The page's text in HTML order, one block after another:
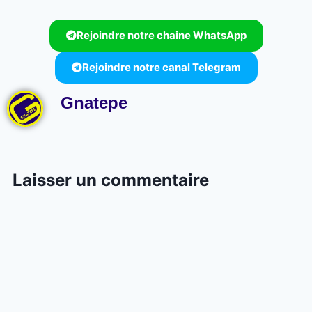
Rejoindre notre chaine WhatsApp
Rejoindre notre canal Telegram
Gnatepe
Laisser un commentaire